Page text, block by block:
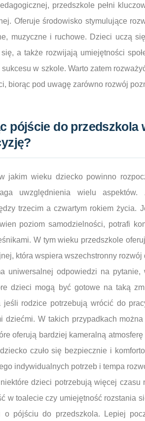
przedszkole pełni
Oferuje środowisko stymulujące
muzyczne i ruchowe. Dzieci uczą
a także rozwijają umiejętności
w szkole. Warto zatem
biorąc pod uwagę zarówno rozwój
pójście do przedszkola
jakim wieku dziecko powinno
uwzględnienia wielu aspektów.
trzecim a czwartym rokiem życia.
poziom samodzielności, potrafi
W tym wieku przedszkole
która wspiera wszechstronny rozwój
uniwersalnej odpowiedzi na
dzieci mogą być gotowe na taką
jeśli rodzice potrzebują wrócić do
dziećmi. W takich przypadkach
oferują bardziej kameralną
czuło się bezpiecznie i
indywidualnych potrzeb i tempa
dzieci potrzebują więcej
w toalecie czy umiejętność rozstania
o pójściu do przedszkola. Lepiej